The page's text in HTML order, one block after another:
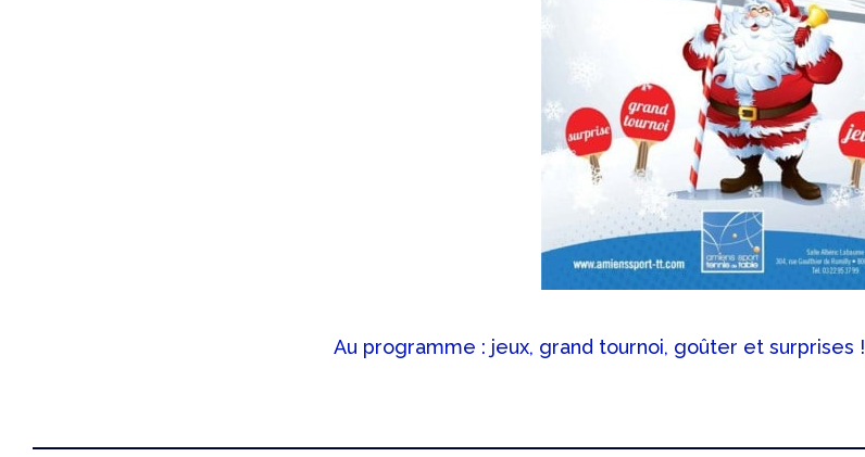
Au programme : jeux, grand tournoi, goûter et surprises !